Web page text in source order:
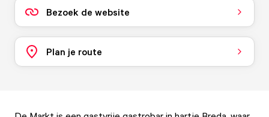
Bezoek de website
Plan je route